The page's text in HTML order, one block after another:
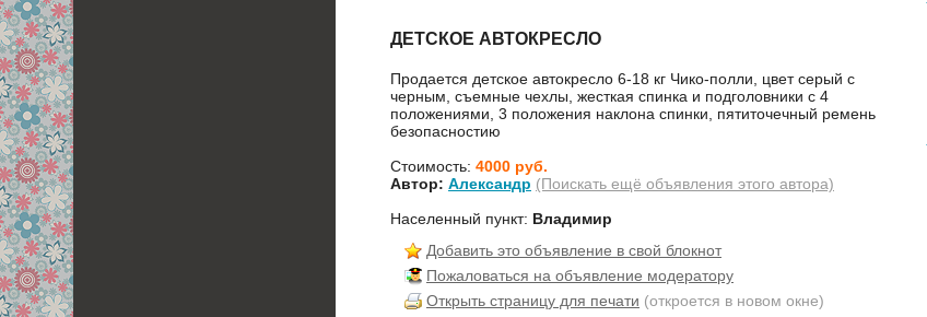
ДЕТСКОЕ АВТОКРЕСЛО
Продается детское автокресло 6-18 кг Чико-полли, цвет серый с
черным, съемные чехлы, жесткая спинка и подголовники с 4
положениями, 3 положения наклона спинки, пятиточечный ремень
безопасностию
Стоимость: 4000 руб.
Автор: Александр (Поискать ещё объявления этого автора)
Населенный пункт: Владимир
Добавить это объявление в свой блокнот
Пожаловаться на объявление модератору
Открыть страницу для печати (откроется в новом окне)